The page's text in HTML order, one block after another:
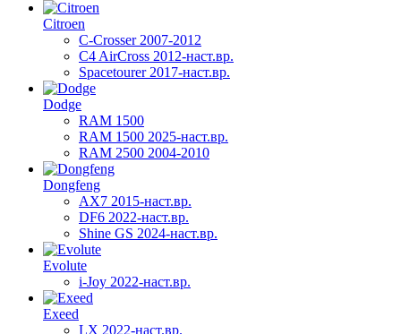
Citroen
C-Crosser 2007-2012
C4 AirCross 2012-наст.вр.
Spacetourer 2017-наст.вр.
Dodge
RAM 1500
RAM 1500 2025-наст.вр.
RAM 2500 2004-2010
Dongfeng
AX7 2015-наст.вр.
DF6 2022-наст.вр.
Shine GS 2024-наст.вр.
Evolute
i-Joy 2022-наст.вр.
Exeed
LX 2022-наст.вр.